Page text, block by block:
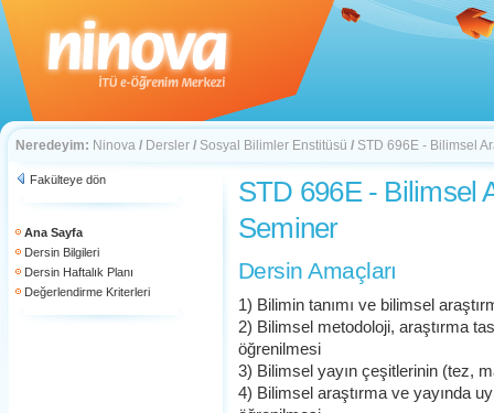
Neredeyim: Ninova / Dersler / Sosyal Bilimler Enstitüsü / STD 696E - Bilimsel
Fakülteye dön
Ana Sayfa
Dersin Bilgileri
Dersin Haftalık Planı
Değerlendirme Kriterleri
STD 696E - Bilimsel
Seminer
Dersin Amaçları
1) Bilimin tanımı ve bilimsel
2) Bilimsel metodoloji, araştırma
öğrenilmesi
3) Bilimsel yayın çeşitlerinin (tez,
4) Bilimsel araştırma ve yayında